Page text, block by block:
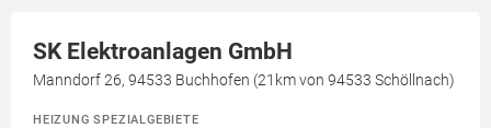
SK Elektroanlagen GmbH
Manndorf 26, 94533 Buchhofen (21km von 94533 Schöllnach)
HEIZUNG SPEZIALGEBIETE